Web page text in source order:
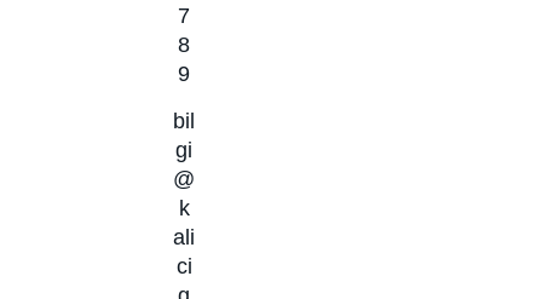
7
8
9
bil
gi
@
k
ali
ci